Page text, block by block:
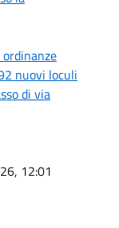
nuovi loculi
di via
12:01